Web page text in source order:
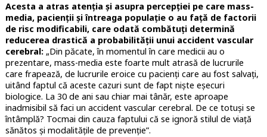
Acesta a atras atenția și asupra percepției pe care mass-
media, pacienții și întreaga populație o au față de factorii
de risc modificabili, care odată combătuți determină
reducerea drastică a probabilității unui accident vascular
cerebral:„Din păcate, în momentul în care medicii au o
prezentare, mass-media este foarte mult atrasă de lucrurile
care frapează, de lucrurile eroice cu pacienți care au fost salvați,
uitând faptul că aceste cazuri sunt de fapt niște eșecuri
biologice. La 30 de ani sau chiar mai tânăr, este aproape
inadmisibil să faci un accident vascular cerebral. De ce totuși se
întâmplă? Tocmai din cauza faptului că se ignoră stilul de viață
sănătos și modalitățile de prevenție”.